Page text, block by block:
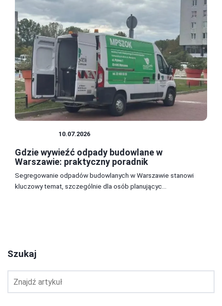
10.07.2026
Gdzie wywieźć odpady budowlane w
Warszawie: praktyczny poradnik
Segregowanie odpadów budowlanych w Warszawie stanowi
kluczowy temat, szczególnie dla osób planującyc...
Szukaj